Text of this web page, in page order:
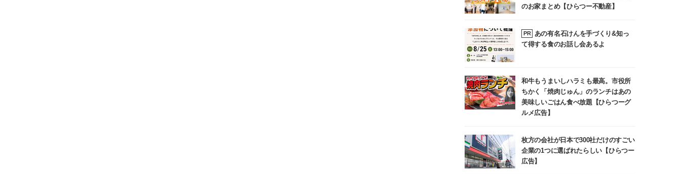
のお家まとめ【ひらつー不動産】
PR
あの有名石けんを手づくり&知っ
て得する食のお話し会あるよ
和牛もうまいしハラミも最高。市役所
ちかく「焼肉じゅん」のランチはあの
美味しいごはん食べ放題【ひらつーグ
ルメ広告】
枚方の会社が日本で300社だけのすごい
企業の1つに選ばれたらしい【ひらつー
広告】